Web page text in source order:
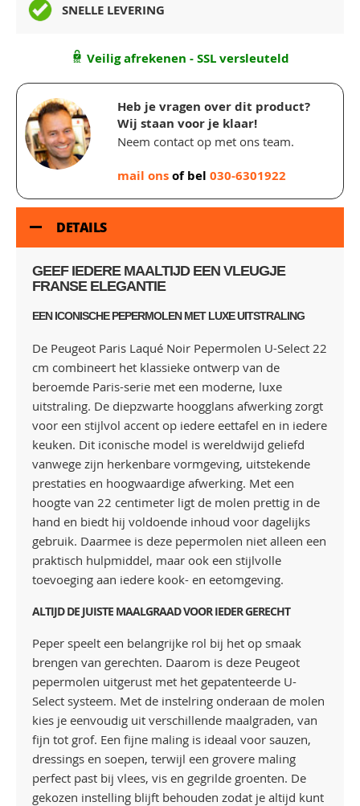
SNELLE LEVERING
Veilig afrekenen - SSL versleuteld
Heb je vragen over dit product?
Wij staan voor je klaar!
Neem contact op met ons team.
mail onsof bel 030-6301922
DETAILS
GEEF IEDERE MAALTIJD EEN VLEUGJE
FRANSE ELEGANTIE
EEN ICONISCHE PEPERMOLEN MET LUXE UITSTRALING
De Peugeot Paris Laqué Noir Pepermolen U-Select 22
cm combineert het klassieke ontwerp van de
beroemde Paris-serie met een moderne, luxe
uitstraling. De diepzwarte hoogglans afwerking zorgt
voor een stijlvol accent op iedere eettafel en in iedere
keuken. Dit iconische model is wereldwijd geliefd
vanwege zijn herkenbare vormgeving, uitstekende
prestaties en hoogwaardige afwerking. Met een
hoogte van 22 centimeter ligt de molen prettig in de
hand en biedt hij voldoende inhoud voor dagelijks
gebruik. Daarmee is deze pepermolen niet alleen een
praktisch hulpmiddel, maar ook een stijlvolle
toevoeging aan iedere kook- en eetomgeving.
ALTIJD DE JUISTE MAALGRAAD VOOR IEDER GERECHT
Peper speelt een belangrijke rol bij het op smaak
brengen van gerechten. Daarom is deze Peugeot
pepermolen uitgerust met het gepatenteerde U-
Select systeem. Met de instelring onderaan de molen
kies je eenvoudig uit verschillende maalgraden, van
fijn tot grof. Een fijne maling is ideaal voor sauzen,
dressings en soepen, terwijl een grovere maling
perfect past bij vlees, vis en gegrilde groenten. De
gekozen instelling blijft behouden zodat je altijd kunt